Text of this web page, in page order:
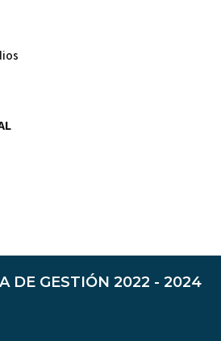
DE GESTIÓN 2022 - 2024